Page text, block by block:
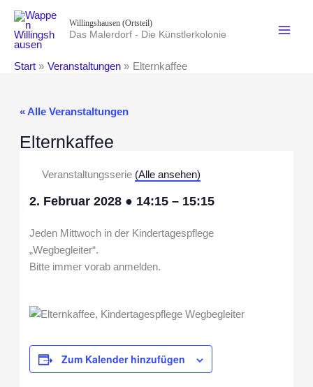
Inhalt
springen
Willingshausen (Ortsteil)
Das Malerdorf - Die Künstlerkolonie
Start Veranstaltungen Elternkaffee
« Alle Veranstaltungen
Elternkaffee
Veranstaltungsserie (Alle ansehen)
2. Februar 2028 ● 14:15– 15:15
Jeden Mittwoch in der Kindertagespflege
„Wegbegleiter“.
Bitte immer vorab anmelden.
Zum Kalender hinzufügen